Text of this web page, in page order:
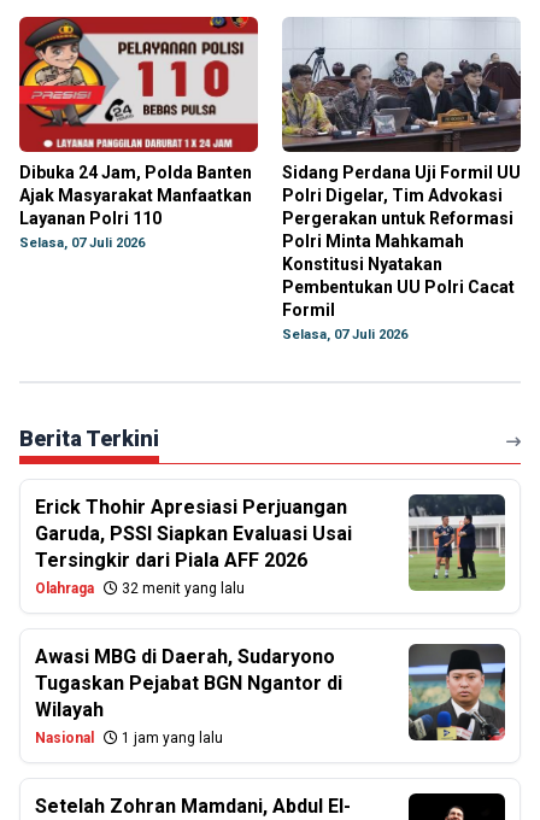
Dibuka 24 Jam, Polda Banten
Ajak Masyarakat Manfaatkan
Layanan Polri 110
Selasa, 07 Juli 2026
Sidang Perdana Uji Formil UU
Polri Digelar, Tim Advokasi
Pergerakan untuk Reformasi
Polri Minta Mahkamah
Konstitusi Nyatakan
Pembentukan UU Polri Cacat
Formil
Selasa, 07 Juli 2026
Berita Terkini
Erick Thohir Apresiasi Perjuangan
Garuda, PSSI Siapkan Evaluasi Usai
Tersingkir dari Piala AFF 2026
Olahraga 32 menit yang lalu
Awasi MBG di Daerah, Sudaryono
Tugaskan Pejabat BGN Ngantor di
Wilayah
Nasional 1 jam yang lalu
Setelah Zohran Mamdani, Abdul El-